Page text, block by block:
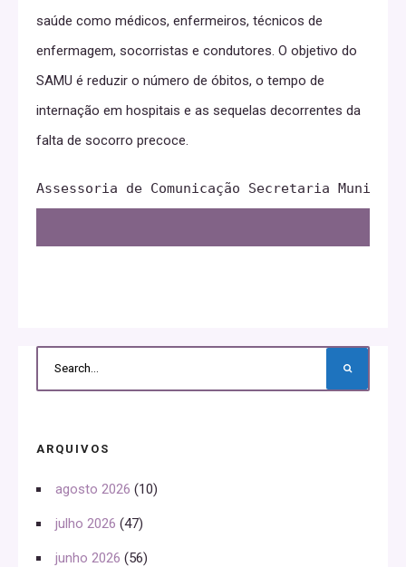
saúde como médicos, enfermeiros, técnicos de
enfermagem, socorristas e condutores. O objetivo do
SAMU é reduzir o número de óbitos, o tempo de
internação em hospitais e as sequelas decorrentes da
falta de socorro precoce.
Assessoria de Comunicação Secretaria
ARQUIVOS
agosto 2026 (10)
julho 2026 (47)
junho 2026 (56)